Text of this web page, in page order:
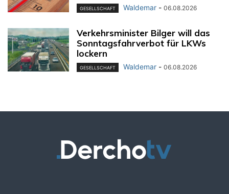
GESELLSCHAFT Waldemar - 06.08.2026
Verkehrsminister Bilger will das
Sonntagsfahrverbot für LKWs
lockern
GESELLSCHAFT Waldemar - 06.08.2026